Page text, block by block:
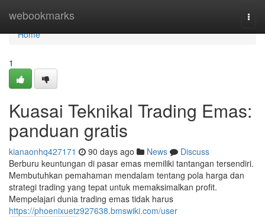
webookmarks
Home
Home
1
Kuasai Teknikal Trading Emas:
panduan gratis
kianaonhq427171 90 days ago News
Discuss
Berburu keuntungan di pasar emas memiliki tantangan tersendiri.
Membutuhkan pemahaman mendalam tentang pola harga dan
strategi trading yang tepat untuk memaksimalkan profit.
Mempelajari dunia trading emas tidak harus
https://phoenixuetz927638.bmswiki.com/user